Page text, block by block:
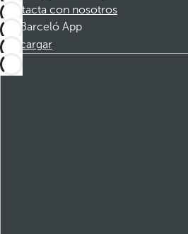
Contacta con nosotros
Barceló App
Descargar